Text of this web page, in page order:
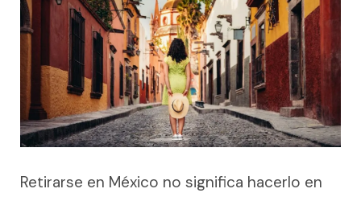
Retirarse en México no significa hacerlo en